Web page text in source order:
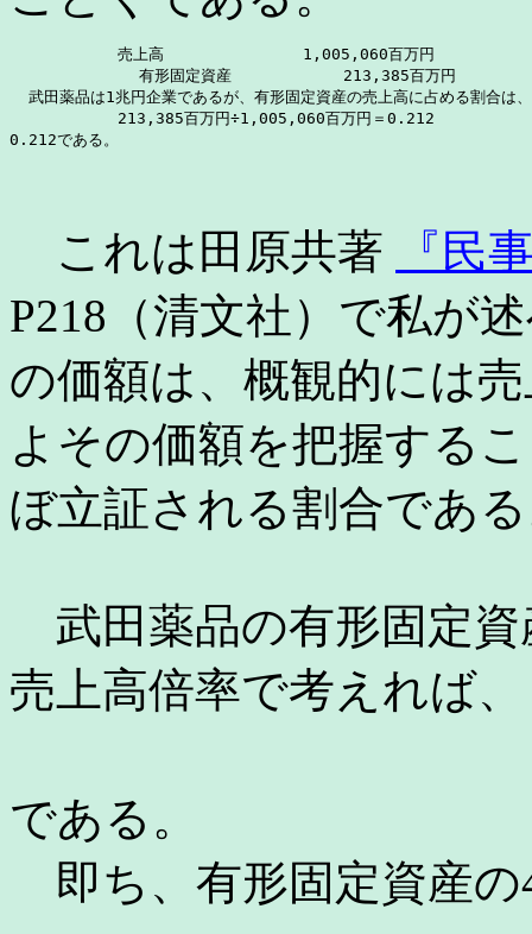
売上高　　　　　　　　　1,005,060百万円
  　          有形固定資産　　　　　　  213,385百万円
  武田薬品は1兆円企業であるが、有形固定資産の売上高に占める割合は、
213,385百万円÷1,005,060百万円＝0.212
0.212である。
これは田原共著
『民
P218（清文社）で私が
の価額は、概観的には
よその価額を把握する
ぼ立証される割合であ
武田薬品の有形固定資
売上高倍率で考えれば、
である。
即ち、有形固定資産の